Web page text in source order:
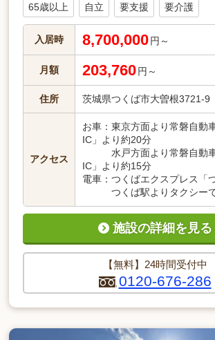
65歳以上 自立 要支援 要介護
入居時 8,700,000 円～
月額 203,760 円～
住所 茨城県つくば市大曽根3721-9
アクセス
お車：東京方面より常磐自動
IC」より約20分
水戸方面より常磐自動車
IC」より約15分
電車：つくばエクスプレス「
つくば駅よりタクシー
【無料】24時間受付中
0120-676-286
施設の詳細を見る